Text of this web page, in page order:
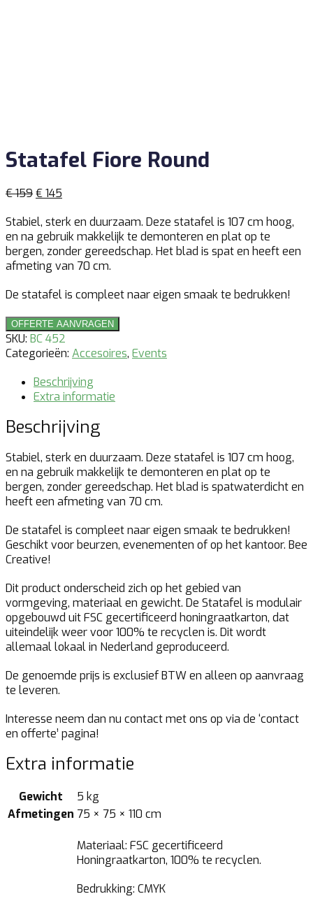
Statafel Fiore Round
€159Oorspronkelijke
was:
€ 159.
€145
is:
€ 145.
Stabiel, sterk en duurzaam. Deze statafel is 107 cm hoog,
en na gebruik makkelijk te demonteren en plat op te
bergen, zonder gereedschap. Het blad is spat en heeft een
afmeting van 70 cm.
De statafel is compleet naar eigen smaak te bedrukken!
Statafel
Fiore
Round
OFFERTE AANVRAGEN
SKU: BC 452
Categorieën: Accesoires, Events
Beschrijving
Extra informatie
Beschrijving
Stabiel, sterk en duurzaam. Deze statafel is 107 cm hoog,
en na gebruik makkelijk te demonteren en plat op te
bergen, zonder gereedschap. Het blad is spatwaterdicht en
heeft een afmeting van 70 cm.
De statafel is compleet naar eigen smaak te bedrukken!
Geschikt voor beurzen, evenementen of op het kantoor. Bee
Creative!
Dit product onderscheid zich op het gebied van
vormgeving, materiaal en gewicht. De Statafel is modulair
opgebouwd uit FSC gecertificeerd honingraatkarton, dat
uiteindelijk weer voor 100% te recyclen is. Dit wordt
allemaal lokaal in Nederland geproduceerd.
De genoemde prijs is exclusief BTW en alleen op aanvraag
te leveren.
Interesse neem dan nu contact met ons op via de ‘contact
en offerte’ pagina!
Extra informatie
Gewicht
5 kg
Afmetingen 75 × 75 × 110 cm
Materiaal: FSC gecertificeerd
Honingraatkarton, 100% te recyclen.
Bedrukking: CMYK